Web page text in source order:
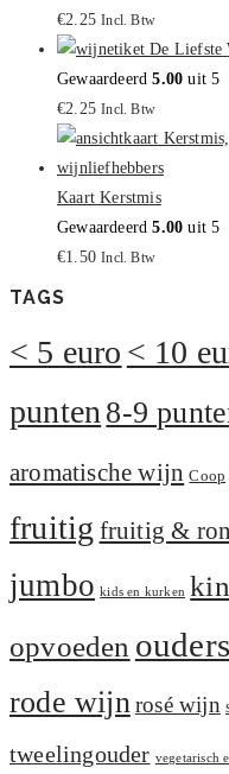
€2.25 Incl. Btw
Gewaardeerd5.00 uit 5
€2.25 Incl. Btw
Kaart Kerstmis
Gewaardeerd5.00 uit 5
€1.50 Incl. Btw
TAGS
< 5 euro < 10
punten8-9
aromatische wijn Coop
fruitig fruitig &
jumbo kids en kurken
opvoeden
rode wijn rosé wijn
tweelingouder vegetarisch